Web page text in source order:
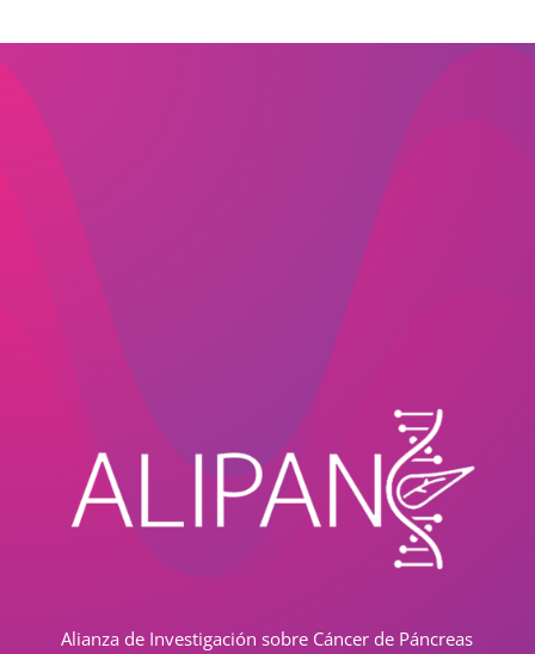
Alianza de Investigación sobre Cáncer de Páncreas